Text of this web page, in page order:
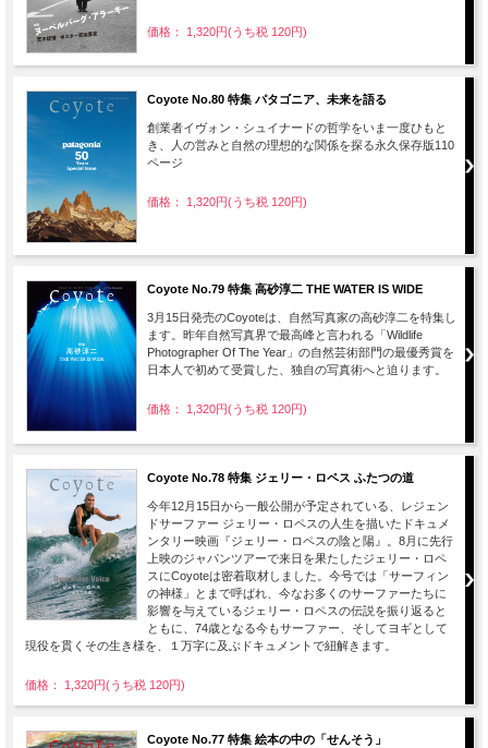
価格： 1,320円(うち税 120円)
Coyote No.80 特集 パタゴニア、未来を語る
創業者イヴォン・シュイナードの哲学をいま一度ひもと
き、人の営みと自然の理想的な関係を探る永久保存版110
ページ
価格： 1,320円(うち税 120円)
Coyote No.79 特集 高砂淳二 THE WATER IS WIDE
3月15日発売のCoyoteは、自然写真家の高砂淳二を特集し
ます。昨年自然写真界で最高峰と言われる「Wildlife
Photographer Of The Year」の自然芸術部門の最優秀賞を
日本人で初めて受賞した、独自の写真術へと迫ります。
価格： 1,320円(うち税 120円)
Coyote No.78 特集 ジェリー・ロペス ふたつの道
今年12月15日から一般公開が予定されている、レジェン
ドサーファー ジェリー・ロペスの人生を描いたドキュメ
ンタリー映画『ジェリー・ロペスの陰と陽』。8月に先行
上映のジャパンツアーで来日を果たしたジェリー・ロペ
スにCoyoteは密着取材しました。今号では「サーフィン
の神様」とまで呼ばれ、今なお多くのサーファーたちに
影響を与えているジェリー・ロペスの伝説を振り返ると
ともに、74歳となる今もサーファー、そしてヨギとして
現役を貫くその生き様を、１万字に及ぶドキュメントで紐解きます。
価格： 1,320円(うち税 120円)
Coyote No.77 特集 絵本の中の「せんそう」